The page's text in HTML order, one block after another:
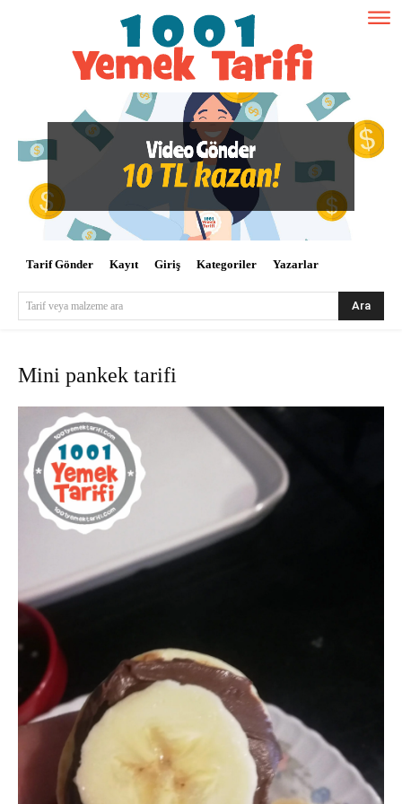
Tarif Gönder Kayıt Giriş Kategoriler Yazarlar
Tarif veya malzeme ara Ara
Mini pankek tarifi